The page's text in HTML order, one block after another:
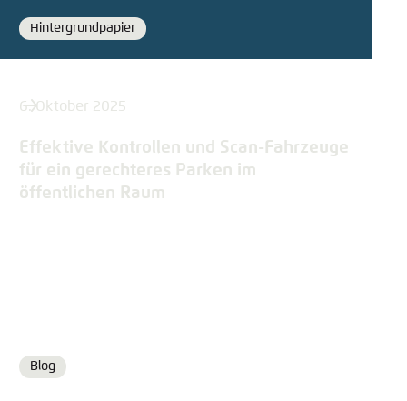
Format
Hintergrundpapier
6. Oktober 2025
Effektive Kontrollen und Scan-Fahrzeuge
für ein gerechteres Parken im
öffentlichen Raum
Format
Blog